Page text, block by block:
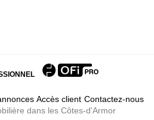
Accès client Contactez-nous
dans les Côtes-d'Armor